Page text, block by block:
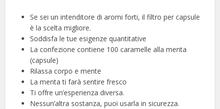
Se sei un intenditore di aromi forti, il filtro per capsule
è la scelta migliore.
Soddisfa le tue esigenze quantitative
La confezione contiene 100 caramelle alla menta
(capsule)
Rilassa corpo e mente
La menta ti farà sentire fresco
Ti offre un’esperienza diversa.
Nessun’altra sostanza, puoi usarla in sicurezza.